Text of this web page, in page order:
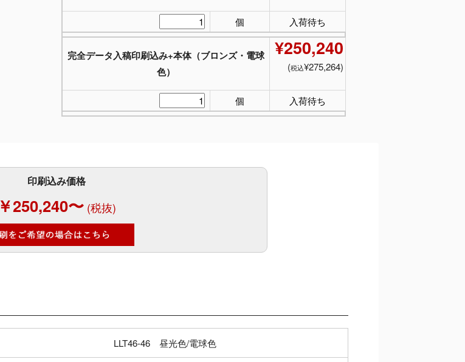
個 入荷待ち
完全データ入稿印刷込み+本体（ブロンズ・電球
色）
¥250,240
(税込¥275,264)
個 入荷待ち
印刷込み価格
￥250,240〜 (税抜)
LLT46-46 昼光色/電球色